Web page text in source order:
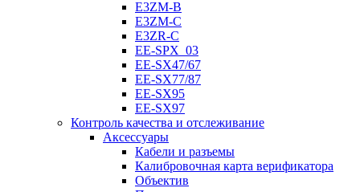
E3ZM-B
E3ZM-C
E3ZR-C
EE-SPX_03
EE-SX47/67
EE-SX77/87
EE-SX95
EE-SX97
Контроль качества и отслеживание
Аксессуары
Кабели и разъемы
Калибровочная карта верификатора
Объектив